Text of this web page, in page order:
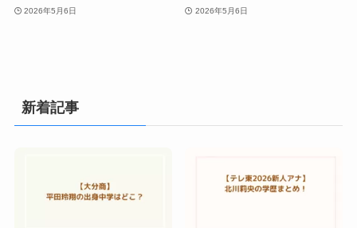
2026年5月6日 2026年5月6日
新着記事